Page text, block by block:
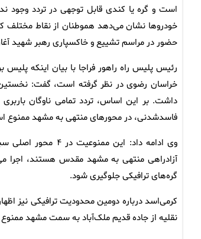
است و گره یا کندی قابل توجهی در تردد وجود
خودروها نشان می‌دهد هموطنان از نقاط مختلف
حضور در مراسم تشییع و خاکسپاری رهبر شهید
رئیس پلیس راه راهور فراجا با بیان اینکه
داشت. بر این اساس، تردد تمامی ناوگان
فاسدشدنی، در محورهای منتهی به مشهد ممنوع
وی ادامه داد:
آزادراهی منتهی به مشهد مقدس هستند، اجرا
گره‌های ترافیکی جلوگیری شود.
نقلیه از جاده قدیم ملک‌آباد به سمت مشهد